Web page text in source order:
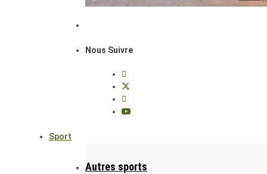
Nous Suivre
Sport
Autres sports